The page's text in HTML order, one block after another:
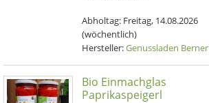
Abholtag: Freitag, 14.08.2026
(wöchentlich)
Hersteller:Genussladen Berner
Bio Einmachglas
Paprikaspeigerl